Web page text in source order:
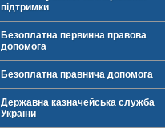
підтримки
Безоплатна первинна правова
допомога
Безоплатна правнича допомога
Державна казначейська служба
України